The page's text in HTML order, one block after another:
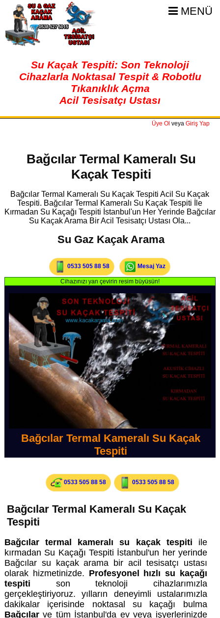
MENÜ
Su Kaçak Tespiti: Son Teknoloji
Cihazlarla Noktasal Tespit & Robotlu
Tıkanıklık Açma
Acil Tesisatçı Ustası
Üye Ol veya Giriş Yap
Bağcılar Termal Kameralı Su
Kaçak Tespiti
Bağcılar Termal Kameralı Su Kaçak Tespiti Acil Su Kaçak
Tespiti. Bağcılar Termal Kameralı Su Kaçak Tespiti İle
Kırmadan Su Kaçağı Tespiti İstanbul'un Her Yerinde Bağcılar
Su Kaçak Arama Bir Acil Tesisatçı Ustası Ola...
Su Gaz Kaçak Arama
0533 505 88 58 Mesaj Yaz
Cihazınızı yan çevirin resim büyüsün!
Bağcılar Termal Kameralı Su Kaçak
Tespiti
0533 505 88 58 0533 505 88 58
Bağcılar Termal Kameralı Su Kaçak
Tespiti
Bağcılar termal kameralı su kaçak tespiti ile
kırmadan Su Kaçağı Tespiti İstanbul'un her yerinde
Bağcılar su kaçak arama bir acil tesisatçı ustası
olarak hizmetinizde. Profesyonel hızlı su kaçağı
tespiti son teknoloji cihazlarımızla
gerçekleştiriyoruz. yılların deneyimli ustalarımızla
dakikalar içerisinde noktasal su kaçağı bulma
Bağcılarve tüm İstanbul'da ev veya işyerlerinizde